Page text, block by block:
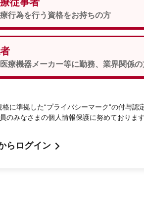
行為を行う資格をお持ちの方
療機器メーカー等に勤務、業界関係の
に準拠した“プライバシーマーク”の付与認
みなさまの個人情報保護に努めております
らログイン